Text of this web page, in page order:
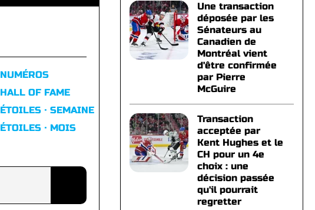
NUMÉROS
HALL OF FAME
ÉTOILES · SEMAINE
ÉTOILES · MOIS
Une transaction
déposée par les
Sénateurs au
Canadien de
Montréal vient
d'être confirmée
par Pierre
McGuire
Transaction
acceptée par
Kent Hughes et le
CH pour un 4e
choix : une
décision passée
qu'il pourrait
regretter